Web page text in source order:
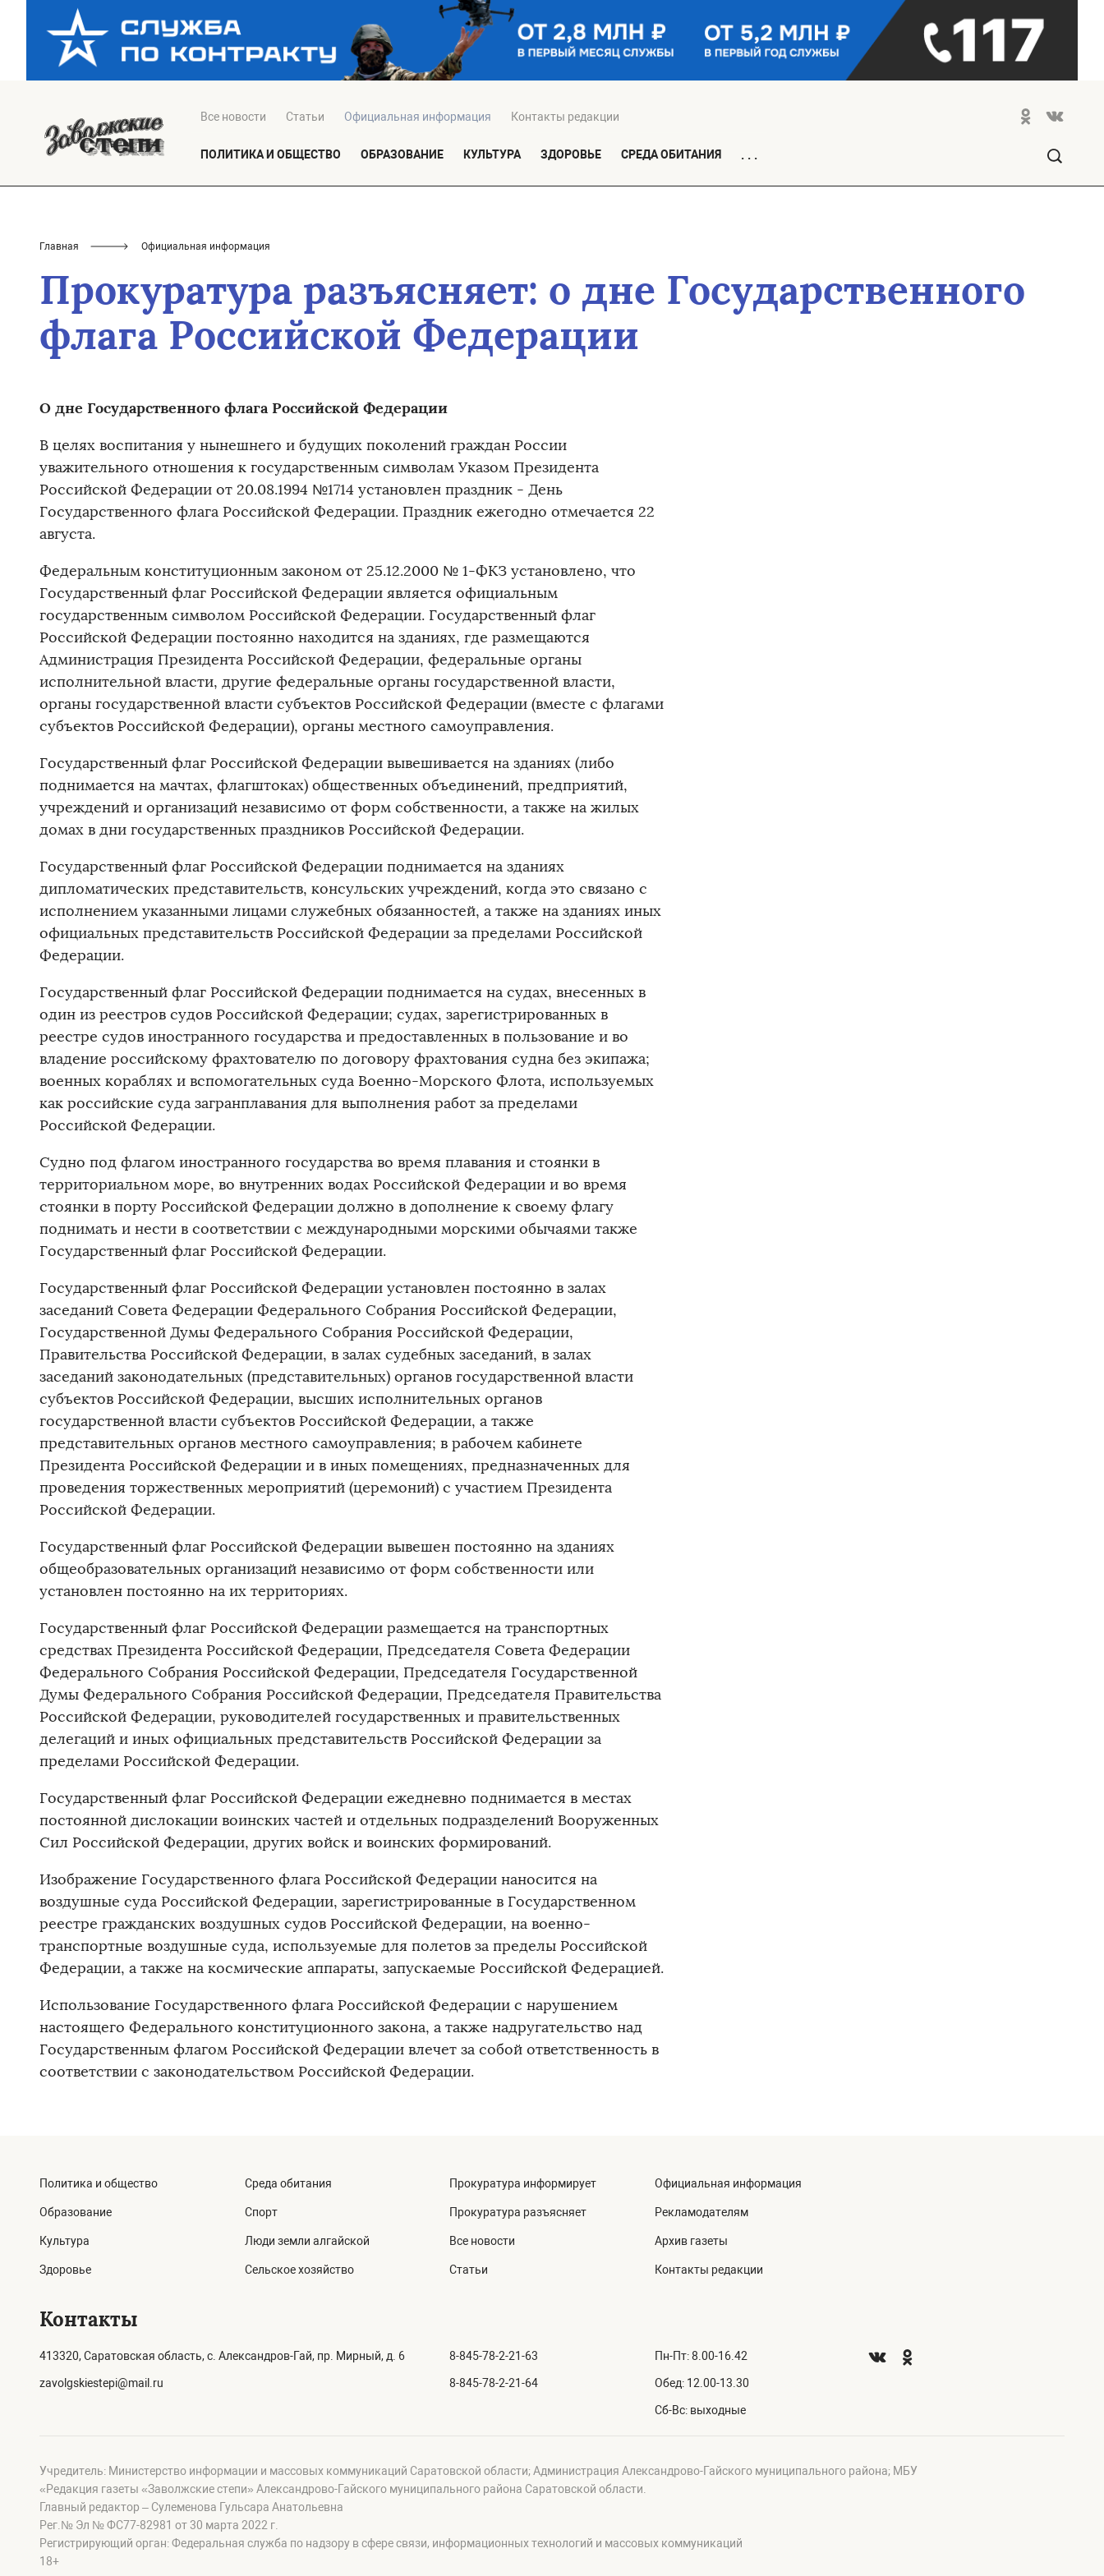
Все новости Статьи Официальная информация Контакты редакции
ПОЛИТИКА И ОБЩЕСТВО ОБРАЗОВАНИЕ КУЛЬТУРА ЗДОРОВЬЕ СРЕДА ОБИТАНИЯ . . .
Главная Официальная информация
Прокуратура разъясняет: о дне Государственного
флага Российской Федерации
О дне Государственного флага Российской Федерации
В целях воспитания у нынешнего и будущих поколений граждан России
уважительного отношения к государственным символам Указом Президента
Российской Федерации от 20.08.1994 №1714 установлен праздник - День
Государственного флага Российской Федерации. Праздник ежегодно отмечается 22
августа.
Федеральным конституционным законом от 25.12.2000 № 1-ФКЗ установлено, что
Государственный флаг Российской Федерации является официальным
государственным символом Российской Федерации. Государственный флаг
Российской Федерации постоянно находится на зданиях, где размещаются
Администрация Президента Российской Федерации, федеральные органы
исполнительной власти, другие федеральные органы государственной власти,
органы государственной власти субъектов Российской Федерации (вместе с флагами
субъектов Российской Федерации), органы местного самоуправления.
Государственный флаг Российской Федерации вывешивается на зданиях (либо
поднимается на мачтах, флагштоках) общественных объединений, предприятий,
учреждений и организаций независимо от форм собственности, а также на жилых
домах в дни государственных праздников Российской Федерации.
Государственный флаг Российской Федерации поднимается на зданиях
дипломатических представительств, консульских учреждений, когда это связано с
исполнением указанными лицами служебных обязанностей, а также на зданиях иных
официальных представительств Российской Федерации за пределами Российской
Федерации.
Государственный флаг Российской Федерации поднимается на судах, внесенных в
один из реестров судов Российской Федерации; судах, зарегистрированных в
реестре судов иностранного государства и предоставленных в пользование и во
владение российскому фрахтователю по договору фрахтования судна без экипажа;
военных кораблях и вспомогательных суда Военно-Морского Флота, используемых
как российские суда загранплавания для выполнения работ за пределами
Российской Федерации.
Судно под флагом иностранного государства во время плавания и стоянки в
территориальном море, во внутренних водах Российской Федерации и во время
стоянки в порту Российской Федерации должно в дополнение к своему флагу
поднимать и нести в соответствии с международными морскими обычаями также
Государственный флаг Российской Федерации.
Государственный флаг Российской Федерации установлен постоянно в залах
заседаний Совета Федерации Федерального Собрания Российской Федерации,
Государственной Думы Федерального Собрания Российской Федерации,
Правительства Российской Федерации, в залах судебных заседаний, в залах
заседаний законодательных (представительных) органов государственной власти
субъектов Российской Федерации, высших исполнительных органов
государственной власти субъектов Российской Федерации, а также
представительных органов местного самоуправления; в рабочем кабинете
Президента Российской Федерации и в иных помещениях, предназначенных для
проведения торжественных мероприятий (церемоний) с участием Президента
Российской Федерации.
Государственный флаг Российской Федерации вывешен постоянно на зданиях
общеобразовательных организаций независимо от форм собственности или
установлен постоянно на их территориях.
Государственный флаг Российской Федерации размещается на транспортных
средствах Президента Российской Федерации, Председателя Совета Федерации
Федерального Собрания Российской Федерации, Председателя Государственной
Думы Федерального Собрания Российской Федерации, Председателя Правительства
Российской Федерации, руководителей государственных и правительственных
делегаций и иных официальных представительств Российской Федерации за
пределами Российской Федерации.
Государственный флаг Российской Федерации ежедневно поднимается в местах
постоянной дислокации воинских частей и отдельных подразделений Вооруженных
Сил Российской Федерации, других войск и воинских формирований.
Изображение Государственного флага Российской Федерации наносится на
воздушные суда Российской Федерации, зарегистрированные в Государственном
реестре гражданских воздушных судов Российской Федерации, на военно-
транспортные воздушные суда, используемые для полетов за пределы Российской
Федерации, а также на космические аппараты, запускаемые Российской Федерацией.
Использование Государственного флага Российской Федерации с нарушением
настоящего Федерального конституционного закона, а также надругательство над
Государственным флагом Российской Федерации влечет за собой ответственность в
соответствии с законодательством Российской Федерации.
Политика и общество
Образование
Культура
Здоровье
Среда обитания
Спорт
Люди земли алгайской
Сельское хозяйство
Прокуратура информирует
Прокуратура разъясняет
Все новости
Статьи
Официальная информация
Рекламодателям
Архив газеты
Контакты редакции
Контакты
413320, Саратовская область, с. Александров-Гай, пр. Мирный, д. 6
zavolgskiestepi@mail.ru
8-845-78-2-21-63
8-845-78-2-21-64
Пн-Пт: 8.00-16.42
Обед: 12.00-13.30
Сб-Вс: выходные
Учредитель: Министерство информации и массовых коммуникаций Саратовской области; Администрация Александрово-Гайского муниципального района; МБУ
«Редакция газеты «Заволжские степи» Александрово-Гайского муниципального района Саратовской области.
Главный редактор – Сулеменова Гульсара Анатольевна
Рег.№ Эл № ФС77-82981 от 30 марта 2022 г.
Регистрирующий орган: Федеральная служба по надзору в сфере связи, информационных технологий и массовых коммуникаций
18+